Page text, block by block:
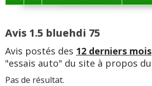
Avis 1.5 bluehdi 75
Avis postés des 12 derniers mois
"essais auto" du site à propos du
Pas de résultat.